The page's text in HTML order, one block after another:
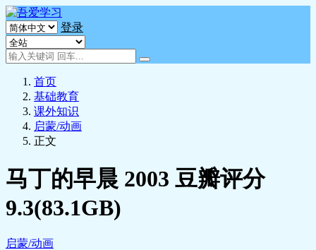
登录
首页
基础教育
课外知识
启蒙/动画
正文
马丁的早晨 2003 豆瓣评分
9.3(83.1GB)
启蒙/动画